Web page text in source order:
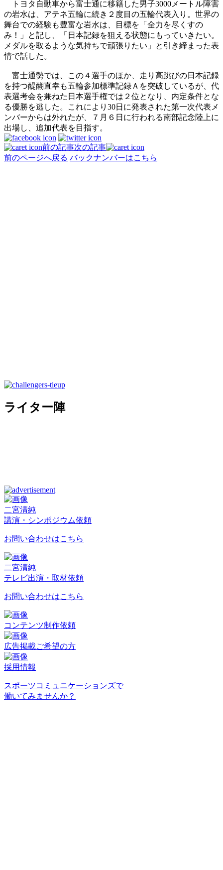
トヨタ自動車から富士通に移籍した男子3000メートル障害
の岩水は、アテネ五輪に続き２度目の五輪代表入り。世界の
舞台での経験も豊富な岩水は、目標を「全力を尽くすの
み！」と記し、「日本記録を狙える状態にもっていきたい。
メダルを取るような気持ちで頑張りたい」と引き締まった表
情で話した。
富士通勢では、この４選手のほか、走り高跳びの日本記録
を持つ醍醐直幸も五輪参加標準記録Ａを突破しているが、代
表選考会を兼ねた日本選手権では２位となり、内定条件とな
る優勝を逃した。これにより30日に発表された第一次代表メ
ンバーからは外れたが、７月６日に行われる南部記念陸上に
出場し、追加代表を目指す。
前の記事次の記事
前のページへ戻る バックナンバーはこちら
ライター陣
二宮清純
講演・シンポジウム依頼
お問い合わせはこちら
二宮清純
テレビ出演・取材依頼
お問い合わせはこちら
コンテンツ制作依頼
広告掲載ご希望の方
採用情報
スポーツコミュニケーションズで
働いてみませんか？